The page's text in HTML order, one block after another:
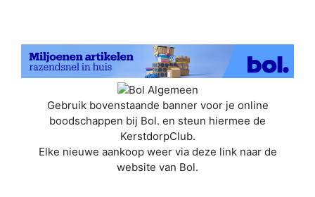
Gebruik bovenstaande banner voor je online
boodschappen bij Bol. en steun hiermee de
KerstdorpClub.
Elke nieuwe aankoop weer via deze link naar de
website van Bol.